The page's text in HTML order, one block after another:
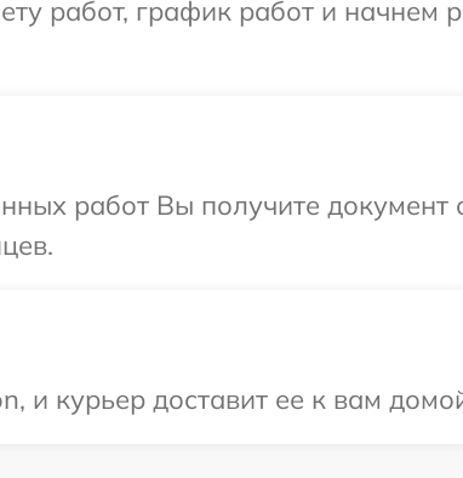
работ, график работ и начнем
работ Вы получите документ
и курьер доставит ее к вам